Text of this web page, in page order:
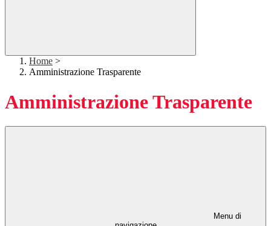
Home >
Amministrazione Trasparente
Amministrazione Trasparente
Menu di